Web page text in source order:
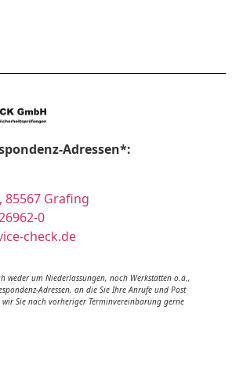
Adressen*:
Grafing
0
check.de
weder um Niederlassungen, noch Werkstätten o.ä.,
Adressen, an die Sie Ihre Anrufe und Post
Sie nach vorheriger Terminvereinbarung gerne